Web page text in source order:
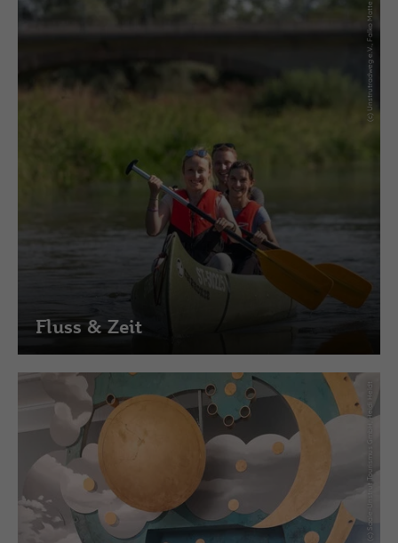
(c) Unstrutradweg e.V., Falko Matte
Fluss & Zeit
(c) Saale-Unstrut Tourismus GmbH, Heidi Heldt